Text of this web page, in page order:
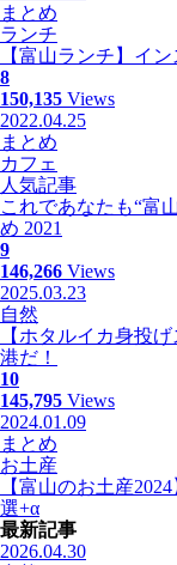
まとめ
ランチ
【富山ランチ】イ
8
150,135 Views
2022.04.25
まとめ
カフェ
人気記事
これであなたも“富
め 2021
9
146,266 Views
2025.03.23
自然
【ホタルイカ身投
港だ！
10
145,795 Views
2024.01.09
まとめ
お土産
【富山のお土産
選+α
最新記事
2026.04.30